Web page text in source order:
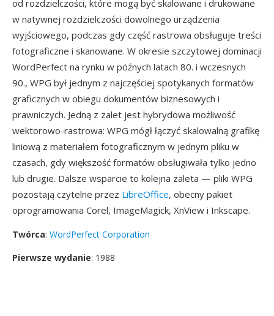
od rozdzielczości, które mogą być skalowane i drukowane
w natywnej rozdzielczości dowolnego urządzenia
wyjściowego, podczas gdy część rastrowa obsługuje treści
fotograficzne i skanowane. W okresie szczytowej dominacji
WordPerfect na rynku w późnych latach 80. i wczesnych
90., WPG był jednym z najczęściej spotykanych formatów
graficznych w obiegu dokumentów biznesowych i
prawniczych. Jedną z zalet jest hybrydowa możliwość
wektorowo-rastrowa: WPG mógł łączyć skalowalną grafikę
liniową z materiałem fotograficznym w jednym pliku w
czasach, gdy większość formatów obsługiwała tylko jedno
lub drugie. Dalsze wsparcie to kolejna zaleta — pliki WPG
pozostają czytelne przez LibreOffice, obecny pakiet
oprogramowania Corel, ImageMagick, XnView i Inkscape.
Twórca: WordPerfect Corporation
Pierwsze wydanie: 1988